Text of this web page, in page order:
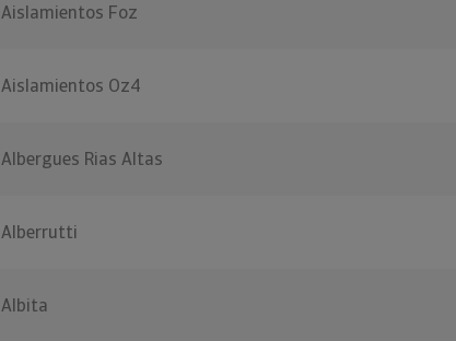
Aislamientos Foz
Aislamientos Oz4
Albergues Rias Altas
Alberrutti
Albita